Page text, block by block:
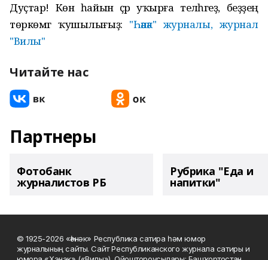
Дуҫтар! Көн һайын әҫәр уҡырға теләһәгеҙ, беҙҙең
төркөмгә ҡушылығыҙ: "Һәнәк" журналы, журнал
"Вилы"
Читайте нас
Партнеры
Фотобанк
журналистов РБ
Рубрика "Еда и
напитки"
© 1925-2026 «Һәнәк» Республика сатира һәм юмор
журналының сайты. Сайт Республиканского журнала сатиры и